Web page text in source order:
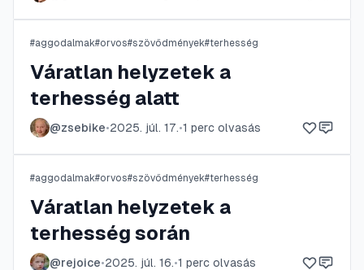
#aggodalmak#orvos#szövődmények#terhesség
Váratlan helyzetek a
terhesség alatt
@zsebike•2025. júl. 17.•1 perc olvasás
#aggodalmak#orvos#szövődmények#terhesség
Váratlan helyzetek a
terhesség során
@rejoice•2025. júl. 16.•1 perc olvasás